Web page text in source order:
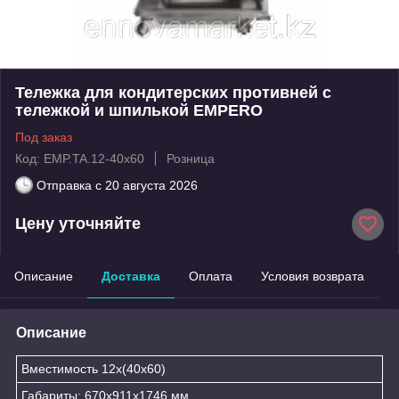
Тележка для кондитерских противней с
тележкой и шпилькой EMPERO
Под заказ
Код: EMP.TA.12-40х60
Розница
Отправка с 20 августа 2026
Цену уточняйте
Описание Доставка Оплата Условия возврата
Описание
Вместимость 12x(40x60)
Габариты: 670x911x1746 мм